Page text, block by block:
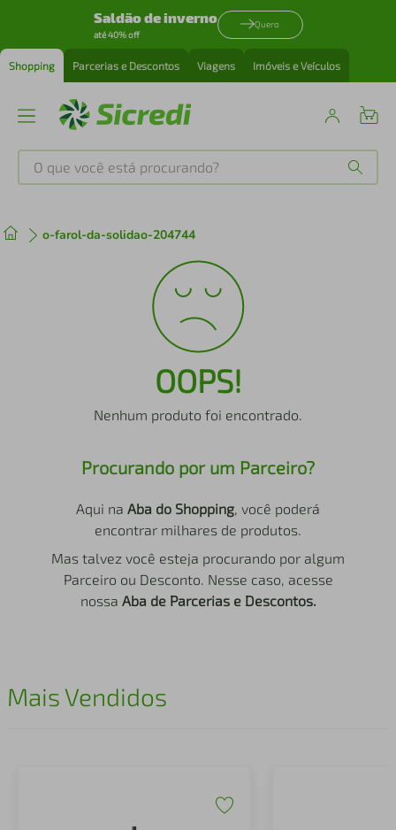
Saldão de inverno
até 40% off
Quero
Shopping Parcerias e Descontos Viagens Imóveis e Veículos
O que você está procurando?
o-farol-da-solidao-204744
OOPS!
Nenhum produto foi encontrado.
Procurando por um Parceiro?
Aqui na Aba do Shopping, você poderá
encontrar milhares de produtos.
Mas talvez você esteja procurando por algum
Parceiro ou Desconto. Nesse caso, acesse
nossa Aba de Parcerias e Descontos.
Mais Vendidos